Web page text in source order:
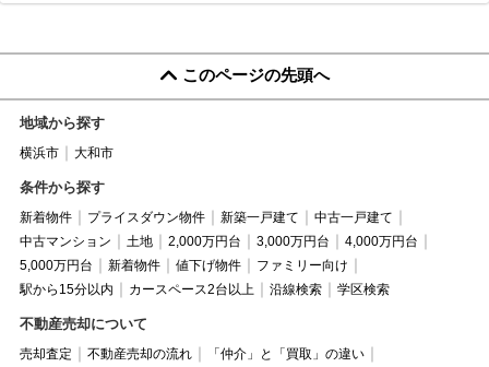
このページの先頭へ
地域から探す
横浜市 大和市
条件から探す
新着物件 プライスダウン物件 新築一戸建て
中古一戸建て
中古マンション
土地 2,000万円台 3,000万円台
4,000万円台
5,000万円台
新着物件 値下げ物件
ファミリー向け
駅から15分以内
カースペース2台以上 沿線検索 学区検索
不動産売却について
売却査定 不動産売却の流れ
「仲介」と「買取」の違い